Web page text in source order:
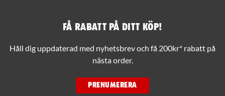
Få rabatt på ditt köp!
Håll dig uppdaterad med nyhetsbrev och få 200kr* rabatt på
nästa order.
PRENUMERERA